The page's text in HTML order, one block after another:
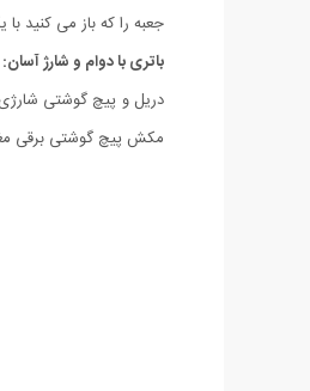
جعبه را که باز می کنید
باتری با دوام و شارژ آسان:
مکش پیچ گوشتی برقی